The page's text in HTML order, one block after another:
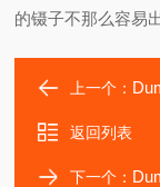
的镊子不那么容易
上一个：
返回列表
下一个：